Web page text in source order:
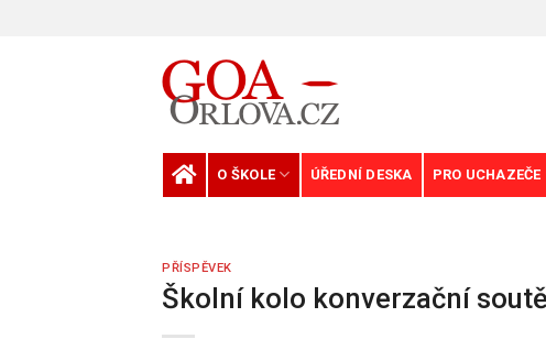
O ŠKOLE ÚŘEDNÍ DESKA PRO UCHAZEČE
PŘÍSPĚVEK
Školní kolo konverzační